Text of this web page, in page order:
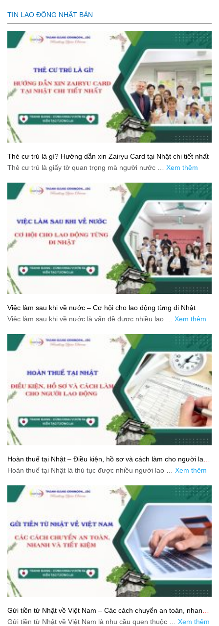
TIN LAO ĐỘNG NHẬT BẢN
Thẻ cư trú là gì? Hướng dẫn xin Zairyu Card tại Nhật chi tiết nhất
Thẻ cư trú là giấy tờ quan trọng mà người nước … Xem thêm
Việc làm sau khi về nước – Cơ hội cho lao động từng đi Nhật
Việc làm sau khi về nước là vấn đề được nhiều lao … Xem thêm
Hoàn thuế tại Nhật – Điều kiện, hồ sơ và cách làm cho người lao
động
Hoàn thuế tại Nhật là thủ tục được nhiều người lao … Xem thêm
Gửi tiền từ Nhật về Việt Nam – Các cách chuyển an toàn, nhanh
và tiết kiệm
Gửi tiền từ Nhật về Việt Nam là nhu cầu quen thuộc … Xem thêm